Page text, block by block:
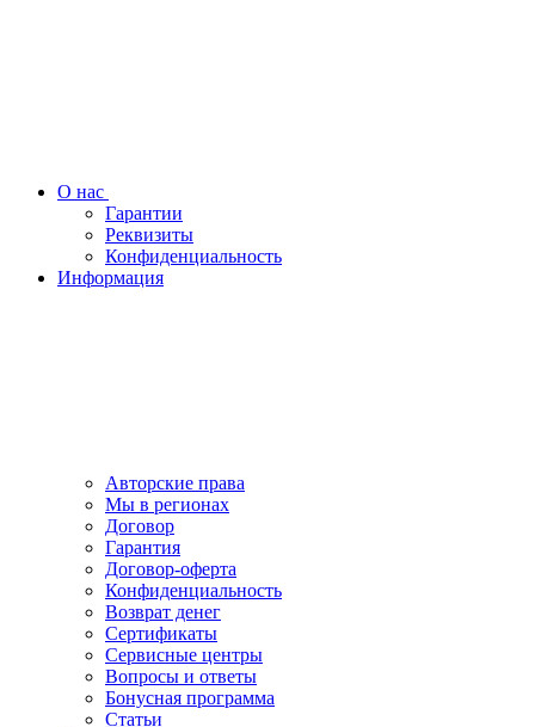
О нас
Гарантии
Реквизиты
Конфиденциальность
Информация
Авторские права
Мы в регионах
Договор
Гарантия
Договор-оферта
Конфиденциальность
Возврат денег
Сертификаты
Сервисные центры
Вопросы и ответы
Бонусная программа
Статьи